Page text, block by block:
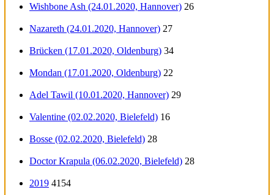
Wishbone Ash (24.01.2020, Hannover) 26
Nazareth (24.01.2020, Hannover) 27
Brücken (17.01.2020, Oldenburg) 34
Mondan (17.01.2020, Oldenburg) 22
Adel Tawil (10.01.2020, Hannover) 29
Valentine (02.02.2020, Bielefeld) 16
Bosse (02.02.2020, Bielefeld) 28
Doctor Krapula (06.02.2020, Bielefeld) 28
2019 4154